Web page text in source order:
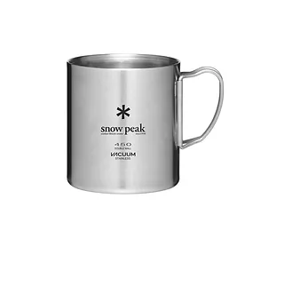
เป็นการให้คำแนะนำ การดูแลสินค้า
หรือการแก้ไขปัญหาที่อาจเกิดขึ้นใน
ก่อนตัดสินใจซื้อสินค้า เราอยาก
แนะนำให้คุณสอบถามทุกครั้งว่า ร้าน
ประกันสินค้าจากตัวแทนจำหน่าย